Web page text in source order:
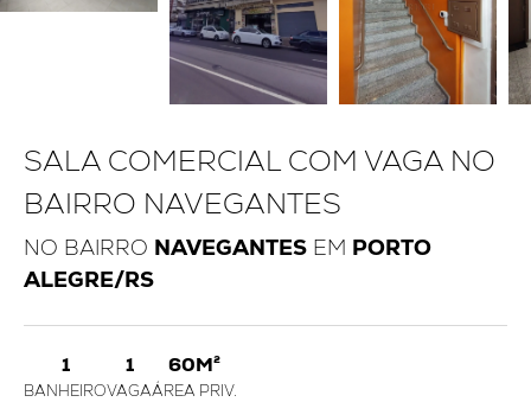
SALA COMERCIAL COM VAGA NO
BAIRRO NAVEGANTES
NO BAIRRO NAVEGANTES EM PORTO
ALEGRE/RS
1
BANHEIRO
1
VAGA
60M²
ÁREA PRIV.